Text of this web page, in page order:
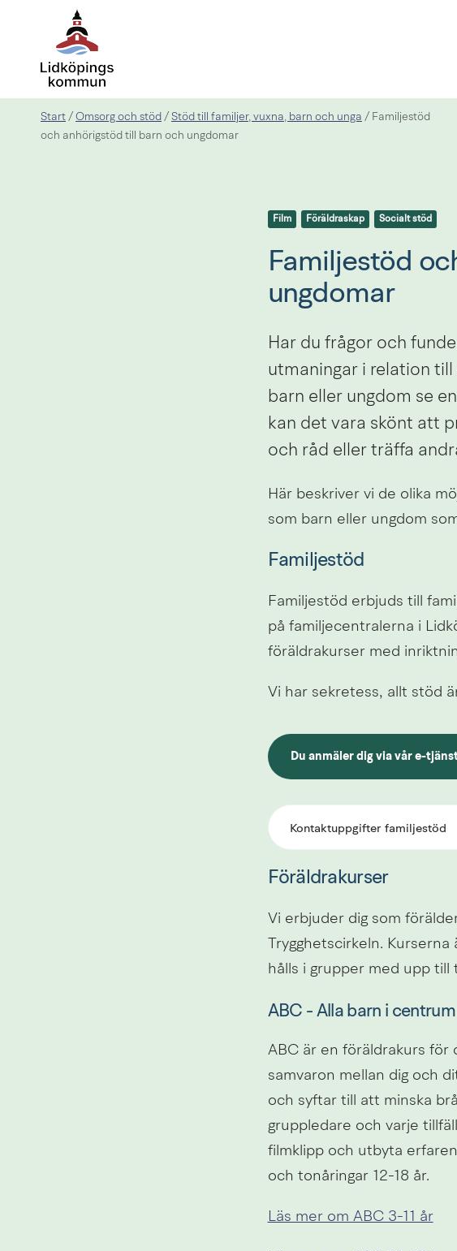
Start / Omsorg och stöd / Stöd till familjer, vuxna, barn och unga / Familjestöd
och anhörigstöd till barn och ungdomar
Film Föräldraskap Socialt stöd
Familjestöd
ungdomar
Har du frågor och
utmaningar i relation
barn eller ungdom se
kan det vara skönt att
och råd eller träffa
Här beskriver vi de olika
som barn eller ungdom
Familjestöd
Familjestöd erbjuds till
på familjecentralerna i
föräldrakurser med
Vi har sekretess, allt stöd
Du anmäler dig via vår e-
Länk till annan webbplats.
Kontaktuppgifter familjestöd
Föräldrakurser
Vi erbjuder dig som
Trygghetscirkeln.
hålls i grupper med upp till
ABC - Alla barn i centrum
ABC är en föräldrakurs för
samvaron mellan dig och
och syftar till att minska
gruppledare och varje
filmklipp och utbyta
och tonåringar 12-18 år.
Läs mer om ABC 3-11 år